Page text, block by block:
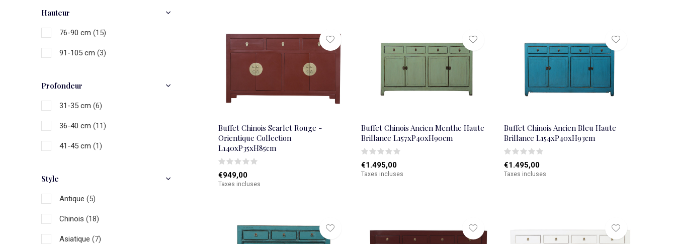
Buffet Chinois Scarlet Rouge -
Orientique Collection
L140xP35xH85cm
€949,00
Taxes incluses
Buffet Chinois Ancien Menthe Haute
Brillance L157xP40xH90cm
€1.495,00
Taxes incluses
Buffet Chinois Ancien Bleu Haute
Brillance L154xP40xH93cm
€1.495,00
Taxes incluses
Hauteur
76-90 cm (15)
91-105 cm (3)
Profondeur
31-35 cm (6)
36-40 cm (11)
41-45 cm (1)
Style
Antique (5)
Chinois (18)
Asiatique (7)